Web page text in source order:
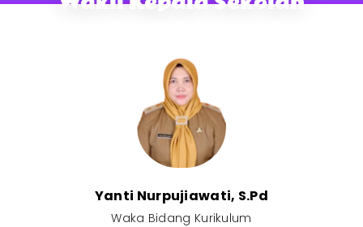
Yanti Nurpujiawati, S.Pd
Waka Bidang Kurikulum